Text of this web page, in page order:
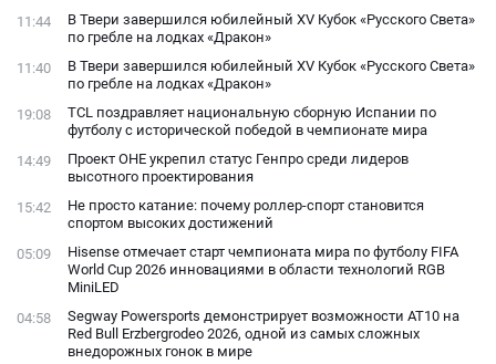
11:44
В Твери завершился юбилейный XV Кубок «Русского Света»
по гребле на лодках «Дракон»
11:40
В Твери завершился юбилейный XV Кубок «Русского Света»
по гребле на лодках «Дракон»
19:08
TCL поздравляет национальную сборную Испании по
футболу с исторической победой в чемпионате мира
14:49
Проект ОНЕ укрепил статус Генпро среди лидеров
высотного проектирования
15:42
Не просто катание: почему роллер-спорт становится
спортом высоких достижений
05:09
Hisense отмечает старт чемпионата мира по футболу FIFA
World Cup 2026 инновациями в области технологий RGB
MiniLED
04:58
Segway Powersports демонстрирует возможности AT10 на
Red Bull Erzbergrodeo 2026, одной из самых сложных
внедорожных гонок в мире